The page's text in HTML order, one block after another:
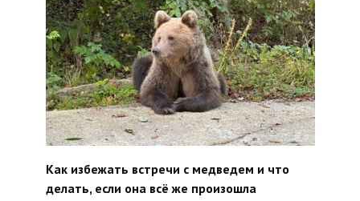
Как избежать встречи с медведем и что
делать, если она всё же произошла